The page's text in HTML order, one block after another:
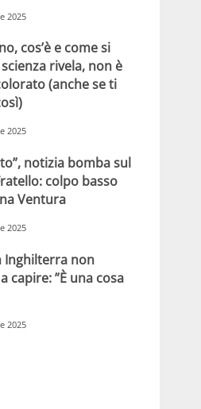
2025
cos’è e come si
rivela, non è
(anche se ti
2025
notizia bomba sul
colpo basso
Ventura
2025
Inghilterra non
capire: ”È una cosa
2025